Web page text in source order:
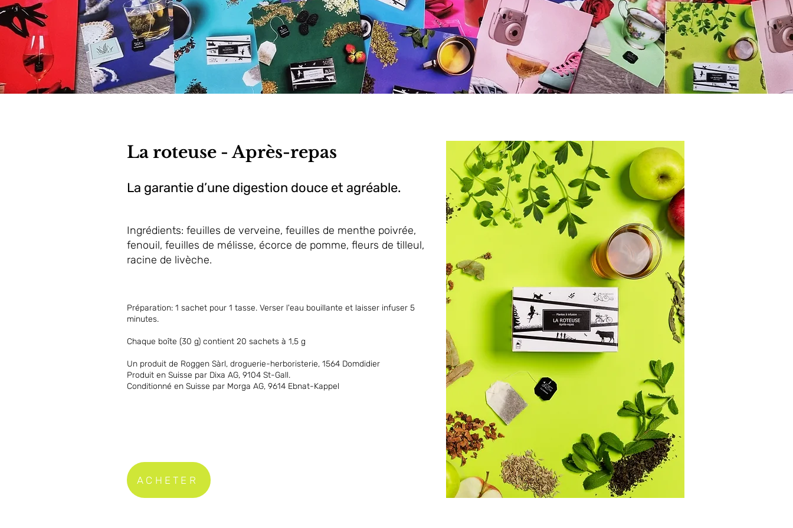
La roteuse - Après-repas
La garantie d’une digestion douce et agréable.
Ingrédients: feuilles de verveine, feuilles de menthe poivrée,
fenouil, feuilles de mélisse, écorce de pomme, fleurs de tilleul,
racine de livèche.
Préparation: 1 sachet pour 1 tasse. Verser l'eau bouillante et laisser infuser 5
minutes.
Chaque boîte (30 g) contient 20 sachets à 1,5 g
Un produit de Roggen Sàrl, droguerie-herboristerie, 1564 Domdidier
Produit en Suisse par Dixa AG, 9104 St-Gall.
Conditionné en Suisse par Morga AG, 9614 Ebnat-Kappel
ACHETER